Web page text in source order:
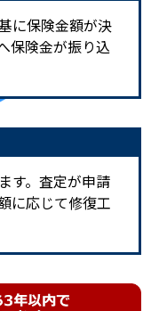
に保険金額が決
保険金が振り込
す。査定が申請
に応じて修復工